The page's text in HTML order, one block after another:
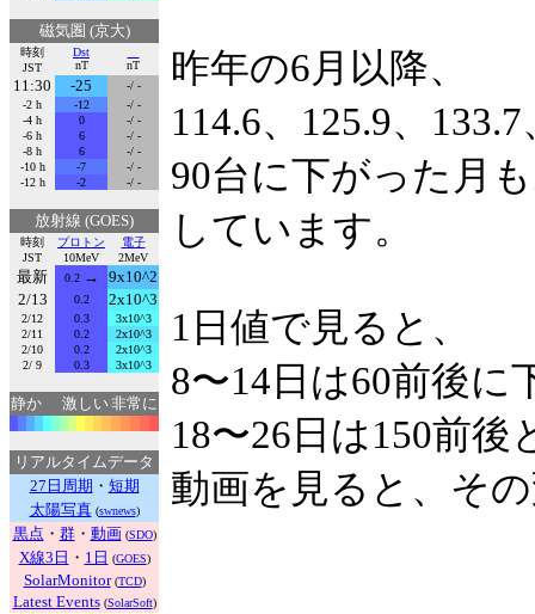
磁気圏 (京大)
時刻
JST
Dst
nT
nT
11:30 -25
-/ -
-2 h
-12
-/ -
-4 h
0
-/ -
-6 h
6
-/ -
-8 h
6
-/ -
-10 h
-7
-/ -
-12 h
-2 -/ -
放射線 (GOES)
時刻
JST
プロトン
10MeV
電子
2MeV
最新 0.2→
9x10^2
2/13
0.2 2x10^3
2/12 0.3
3x10^3
2/11
0.2
2x10^3
2/10
0.2
2x10^3
2/ 9
0.3 3x10^3
静か 激しい非常に
リアルタイムデータ
27日周期 ・ 短期
太陽写真(swnews)
黒点 ・ 群・ 動画 (SDO)
X線3日 ・ 1日 (GOES)
SolarMonitor(TCD)
Latest Events(SolarSoft)
昨年の6月以降、
114.6、125.9、
90台に下がった月
しています。
1日値で見ると、
8〜14日は60前後に
18〜26日は150前
動画を見ると、そ